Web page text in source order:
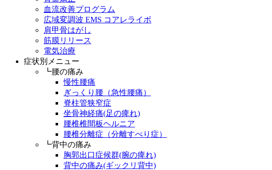
血流改善プログラム
広域変調波 EMS コアレライボ
肩甲骨はがし
筋膜リリース
電気治療
症状別メニュー
┗腰の痛み
慢性腰痛
ぎっくり腰（急性腰痛）
脊柱管狭窄症
坐骨神経痛(足の痺れ)
腰椎椎間板ヘルニア
腰椎分離症（分離すべり症）
┗背中の痛み
胸郭出口症候群(腕の痺れ)
背中の痛み(ギックリ背中)